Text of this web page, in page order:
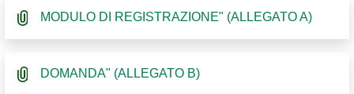
MODULO DI REGISTRAZIONE" (ALLEGATO A)
DOMANDA" (ALLEGATO B)